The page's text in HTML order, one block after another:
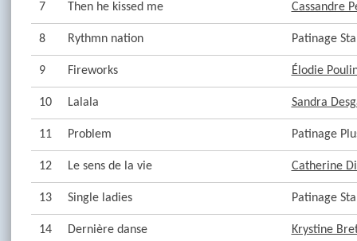
7 Then he kissed me Cassandre
8 Rythmn nation Patinage
9 Fireworks Élodie
10 Lalala Sandra
11 Problem Patinage
12 Le sens de la vie Catherine
13 Single ladies Patinage
14 Dernière danse Krystine